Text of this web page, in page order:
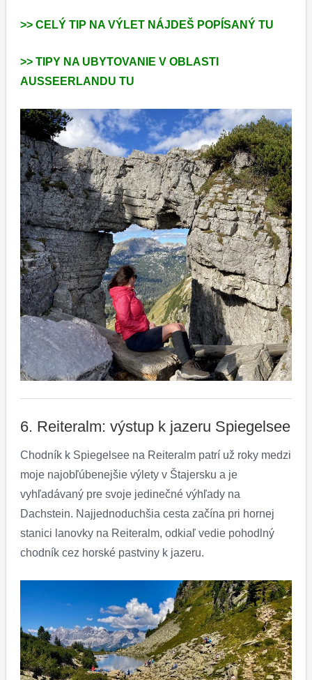
>> CELÝ TIP NA VÝLET NÁJDEŠ POPÍSANÝ TU
>> TIPY NA UBYTOVANIE V OBLASTI
AUSSEERLANDU TU
6. Reiteralm: výstup k jazeru Spiegelsee
Chodník k Spiegelsee na Reiteralm patrí už roky medzi
moje najobľúbenejšie výlety v Štajersku a je
vyhľadávaný pre svoje jedinečné výhľady na
Dachstein. Najjednoduchšia cesta začína pri hornej
stanici lanovky na Reiteralm, odkiaľ vedie pohodlný
chodník cez horské pastviny k jazeru.